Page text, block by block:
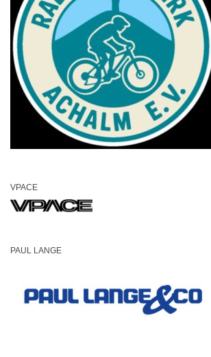
VPACE
PAUL LANGE